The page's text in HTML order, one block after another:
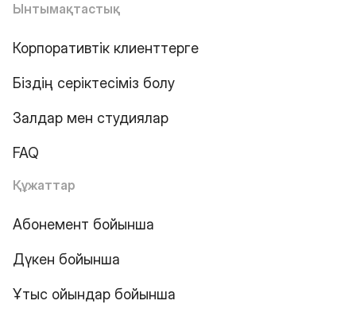
Ынтымақтастық
Корпоративтік клиенттерге
Біздің серіктесіміз болу
Залдар мен студиялар
FAQ
Құжаттар
Абонемент бойынша
Дүкен бойынша
Ұтыс ойындар бойынша